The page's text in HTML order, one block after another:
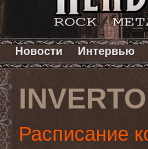
Новости Интервью
Расписание